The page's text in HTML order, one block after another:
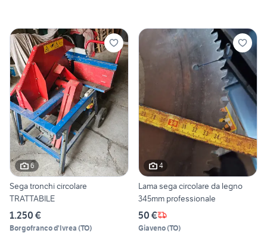
6
Sega tronchi circolare
TRATTABILE
1.250 €
Borgofranco d'Ivrea (TO)
4
Lama sega circolare da legno
345mm professionale
50 €
Giaveno(TO)